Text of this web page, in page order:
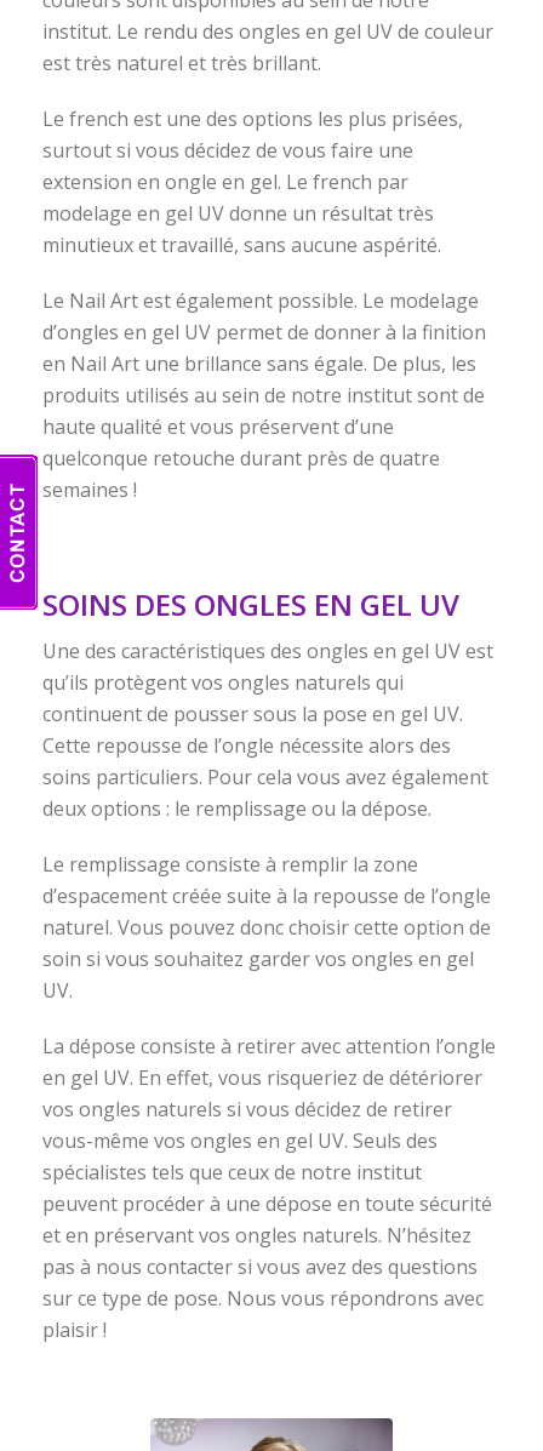
institut. Le rendu des ongles en gel UV de couleur
est très naturel et très brillant.
Le french est une des options les plus prisées,
surtout si vous décidez de vous faire une
extension en ongle en gel. Le french par
modelage en gel UV donne un résultat très
minutieux et travaillé, sans aucune aspérité.
Le Nail Art est également possible. Le modelage
d’ongles en gel UV permet de donner à la finition
en Nail Art une brillance sans égale. De plus, les
produits utilisés au sein de notre institut sont de
haute qualité et vous préservent d’une
quelconque retouche durant près de quatre
semaines !
SOINS DES ONGLES EN GEL UV
Une des caractéristiques des ongles en gel UV est
qu’ils protègent vos ongles naturels qui
continuent de pousser sous la pose en gel UV.
Cette repousse de l’ongle nécessite alors des
soins particuliers. Pour cela vous avez également
deux options : le remplissage ou la dépose.
Le remplissage consiste à remplir la zone
d’espacement créée suite à la repousse de l’ongle
naturel. Vous pouvez donc choisir cette option de
soin si vous souhaitez garder vos ongles en gel
UV.
La dépose consiste à retirer avec attention l’ongle
en gel UV. En effet, vous risqueriez de détériorer
vos ongles naturels si vous décidez de retirer
vous-même vos ongles en gel UV. Seuls des
spécialistes tels que ceux de notre institut
peuvent procéder à une dépose en toute sécurité
et en préservant vos ongles naturels. N’hésitez
pas à nous contacter si vous avez des questions
sur ce type de pose. Nous vous répondrons avec
plaisir !